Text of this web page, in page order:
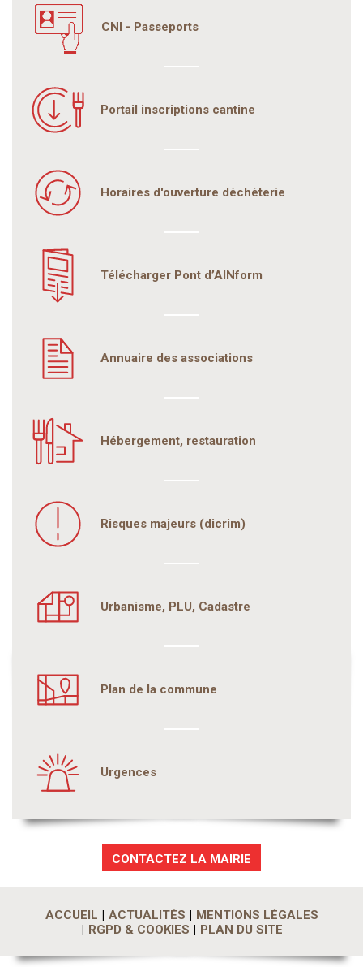
CNI - Passeports
Portail inscriptions cantine
Horaires d'ouverture déchèterie
Télécharger Pont d’AINform
Annuaire des associations
Hébergement, restauration
Risques majeurs (dicrim)
Urbanisme, PLU, Cadastre
Plan de la commune
Urgences
CONTACTEZ LA MAIRIE
ACCUEIL ACTUALITÉS
MENTIONS LÉGALES
RGPD & COOKIES
PLAN DU SITE